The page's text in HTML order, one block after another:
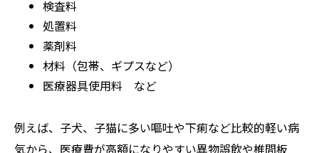
検査料
処置料
薬剤料
材料（包帯、ギプスなど）
医療器具使用料 など
例えば、子犬、子猫に多い嘔吐や下痢など比較的軽い病
気から、医療費が高額になりやすい異物誤飲や椎間板